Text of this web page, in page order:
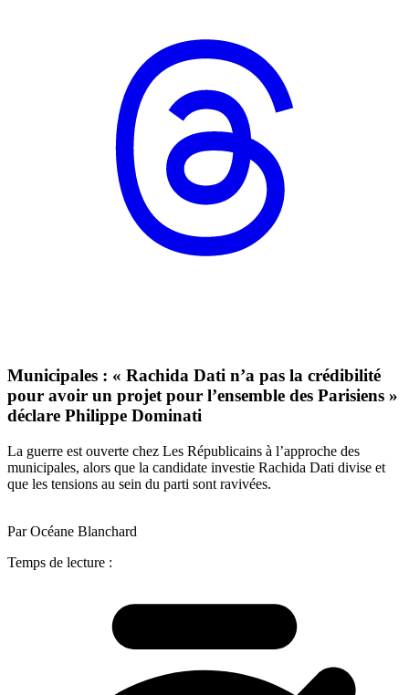
Municipales : « Rachida Dati n’a pas la crédibilité
pour avoir un projet pour l’ensemble des Parisiens »
déclare Philippe Dominati
La guerre est ouverte chez Les Républicains à l’approche des
municipales, alors que la candidate investie Rachida Dati divise et
que les tensions au sein du parti sont ravivées.
Par Océane Blanchard
Temps de lecture :